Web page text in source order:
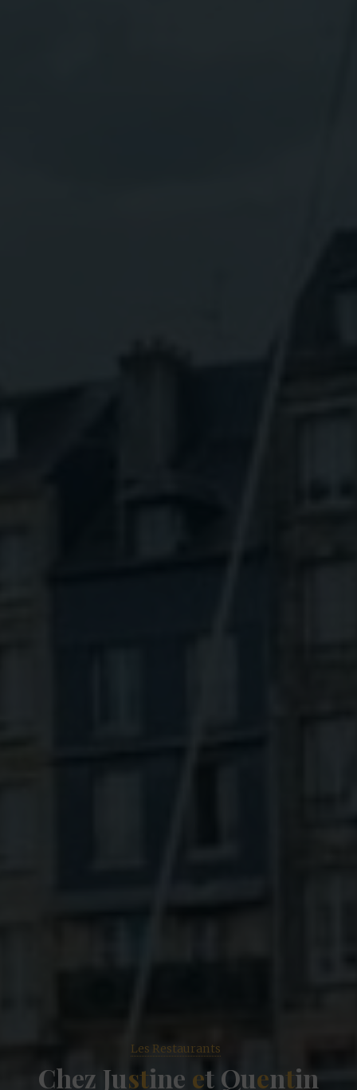
Les Restaurants
Chez Justine et Quentin